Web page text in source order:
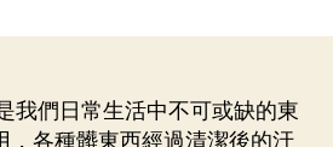
別
拿
我們日常生活中不可或缺的東
，各種髒東西經過清潔後的汙